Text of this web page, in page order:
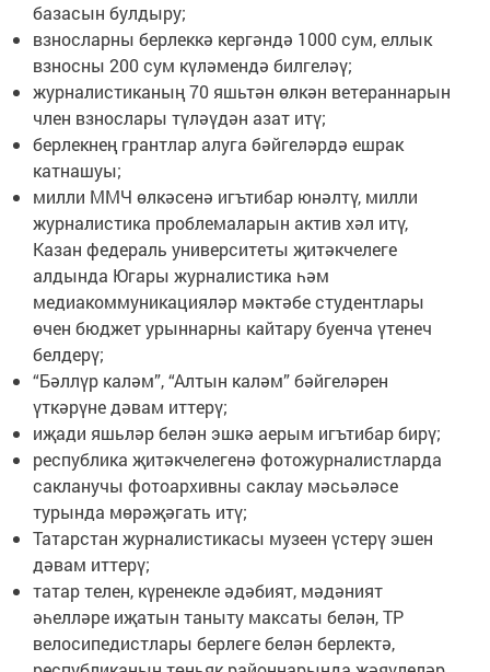
базасын булдыру;
взносларны берлеккә кергәндә 1000 сум, еллык
взносны 200 сум күләмендә билгеләү;
журналистиканың 70 яшьтән өлкән ветераннарын
член взнослары түләүдән азат итү;
берлекнең грантлар алуга бәйгеләрдә ешрак
катнашуы;
милли ММЧ өлкәсенә игътибар юнәлтү, милли
журналистика проблемаларын актив хәл итү,
Казан федераль университеты җитәкчелеге
алдында Югары журналистика һәм
медиакоммуникацияләр мәктәбе студентлары
өчен бюджет урыннарны кайтару буенча үтенеч
белдерү;
“Бәллүр каләм”, “Алтын каләм” бәйгеләрен
үткәрүне дәвам иттерү;
иҗади яшьләр белән эшкә аерым игътибар бирү;
республика җитәкчелегенә фотожурналистларда
сакланучы фотоархивны саклау мәсьәләсе
турында мөрәҗәгать итү;
Татарстан журналистикасы музеен үстерү эшен
дәвам иттерү;
татар телен, күренекле әдәбият, мәдәният
әһелләре иҗатын таныту максаты белән, ТР
велосипедистлары берлеге белән берлектә,